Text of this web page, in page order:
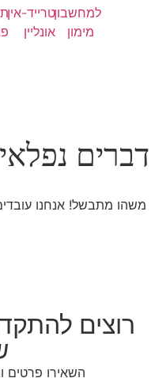
למחשבון
מימון
טרייד-אין
אונליין
דברים
משהו מתבשל! אנחנו
רוצים
השאירו פרטים